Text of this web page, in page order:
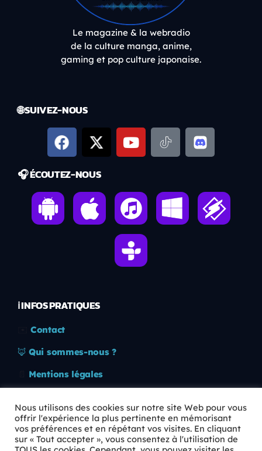
Le magazine & la webradio
de la culture manga, anime,
gaming et pop culture japonaise.
🌐 SUIVEZ-NOUS
🎧 ÉCOUTEZ-NOUS
ℹ️ INFOS PRATIQUES
Contact
🦊 Qui sommes-nous ?
Mentions légales
🛡️ RGPD
Copyright © 2026 Animkids. Tous droits réservés.
Nous utilisons des cookies sur notre site Web pour vous
offrir l'expérience la plus pertinente en mémorisant
vos préférences et en répétant vos visites. En cliquant
sur « Tout accepter », vous consentez à l'utilisation de